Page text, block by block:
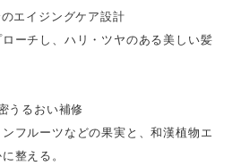
エイジングケア設計
ーチし、ハリ・ツヤのある美しい髪
うるおい補修
フルーツなどの果実と、和漢植物エ
整える。